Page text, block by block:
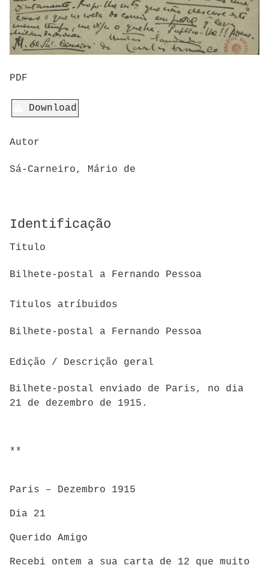
PDF
Download
Autor
Sá-Carneiro, Mário de
Identificação
Titulo
Bilhete-postal a Fernando Pessoa
Titulos atríbuidos
Bilhete-postal a Fernando Pessoa
Edição / Descrição geral
Bilhete-postal enviado de Paris, no dia
21 de dezembro de 1915.
**
Paris – Dezembro 1915
Dia 21
Querido Amigo
Recebi ontem a sua carta de 12 que muito